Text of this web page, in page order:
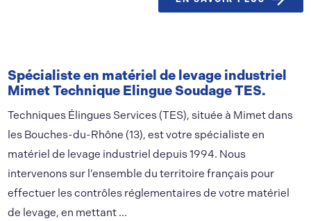
Spécialiste en matériel de levage industriel
Mimet Technique Elingue Soudage TES.
Techniques Élingues Services (TES), située à Mimet dans
les Bouches-du-Rhône (13), est votre spécialiste en
matériel de levage industriel depuis 1994. Nous
intervenons sur l’ensemble du territoire français pour
effectuer les contrôles réglementaires de votre matériel
de levage, en mettant ...